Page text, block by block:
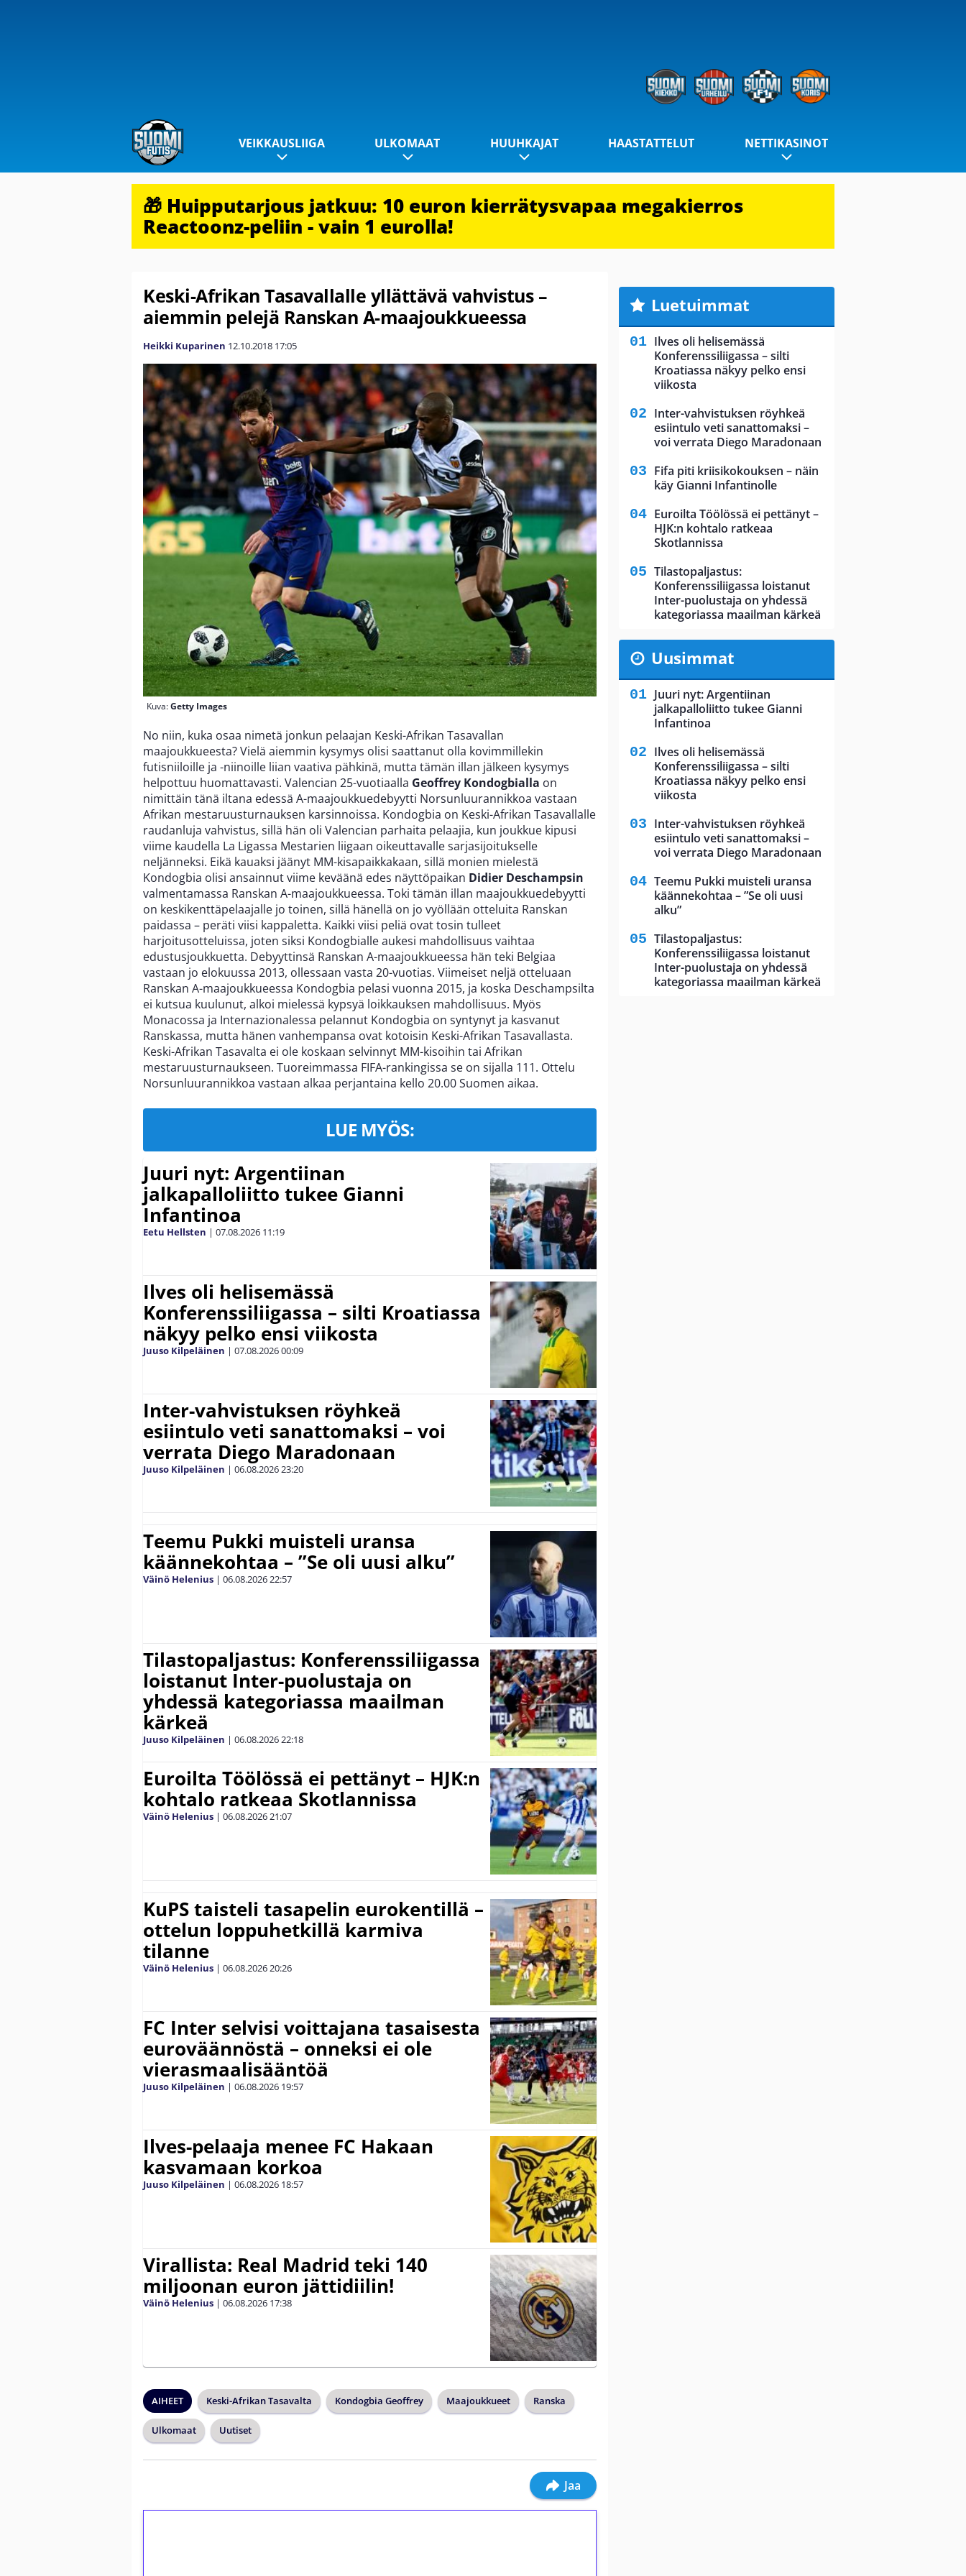
VEIKKAUSLIIGA ULKOMAAT HUUHKAJAT HAASTATTELUT NETTIKASINOT
🎁 Huipputarjous jatkuu: 10 euron kierrätysvapaa megakierros
Reactoonz-peliin - vain 1 eurolla!
Keski-Afrikan Tasavallalle yllättävä vahvistus –
aiemmin pelejä Ranskan A-maajoukkueessa
Heikki Kuparinen 12.10.2018 17:05
Kuva:Getty Images
No niin, kuka osaa nimetä jonkun pelaajan Keski-Afrikan Tasavallan
maajoukkueesta? Vielä aiemmin kysymys olisi saattanut olla kovimmillekin
futisniiloille ja -niinoille liian vaativa pähkinä, mutta tämän illan jälkeen kysymys
helpottuu huomattavasti. Valencian 25-vuotiaalla Geoffrey Kondogbialla on
nimittäin tänä iltana edessä A-maajoukkuedebyytti Norsunluurannikkoa vastaan
Afrikan mestaruusturnauksen karsinnoissa. Kondogbia on Keski-Afrikan Tasavallalle
raudanluja vahvistus, sillä hän oli Valencian parhaita pelaajia, kun joukkue kipusi
viime kaudella La Ligassa Mestarien liigaan oikeuttavalle sarjasijoitukselle
neljänneksi. Eikä kauaksi jäänyt MM-kisapaikkakaan, sillä monien mielestä
Kondogbia olisi ansainnut viime keväänä edes näyttöpaikan Didier Deschampsin
valmentamassa Ranskan A-maajoukkueessa. Toki tämän illan maajoukkuedebyytti
on keskikenttäpelaajalle jo toinen, sillä hänellä on jo vyöllään otteluita Ranskan
paidassa – peräti viisi kappaletta. Kaikki viisi peliä ovat tosin tulleet
harjoitusotteluissa, joten siksi Kondogbialle aukesi mahdollisuus vaihtaa
edustusjoukkuetta. Debyyttinsä Ranskan A-maajoukkueessa hän teki Belgiaa
vastaan jo elokuussa 2013, ollessaan vasta 20-vuotias. Viimeiset neljä otteluaan
Ranskan A-maajoukkueessa Kondogbia pelasi vuonna 2015, ja koska Deschampsilta
ei kutsua kuulunut, alkoi mielessä kypsyä loikkauksen mahdollisuus. Myös
Monacossa ja Internazionalessa pelannut Kondogbia on syntynyt ja kasvanut
Ranskassa, mutta hänen vanhempansa ovat kotoisin Keski-Afrikan Tasavallasta.
Keski-Afrikan Tasavalta ei ole koskaan selvinnyt MM-kisoihin tai Afrikan
mestaruusturnaukseen. Tuoreimmassa FIFA-rankingissa se on sijalla 111. Ottelu
Norsunluurannikkoa vastaan alkaa perjantaina kello 20.00 Suomen aikaa.
LUE MYÖS:
Juuri nyt: Argentiinan
jalkapalloliitto tukee Gianni
Infantinoa
Eetu Hellsten | 07.08.2026 11:19
Ilves oli helisemässä
Konferenssiliigassa – silti Kroatiassa
näkyy pelko ensi viikosta
Juuso Kilpeläinen | 07.08.202600:09
Inter-vahvistuksen röyhkeä
esiintulo veti sanattomaksi – voi
verrata Diego Maradonaan
Juuso Kilpeläinen | 06.08.202623:20
Teemu Pukki muisteli uransa
käännekohtaa – ”Se oli uusi alku”
Väinö Helenius | 06.08.202622:57
Tilastopaljastus: Konferenssiliigassa
loistanut Inter-puolustaja on
yhdessä kategoriassa maailman
kärkeä
Juuso Kilpeläinen | 06.08.202622:18
Euroilta Töölössä ei pettänyt – HJK:n
kohtalo ratkeaa Skotlannissa
Väinö Helenius | 06.08.202621:07
KuPS taisteli tasapelin eurokentillä –
ottelun loppuhetkillä karmiva
tilanne
Väinö Helenius | 06.08.202620:26
FC Inter selvisi voittajana tasaisesta
euroväännöstä – onneksi ei ole
vierasmaalisääntöä
Juuso Kilpeläinen | 06.08.2026 19:57
Ilves-pelaaja menee FC Hakaan
kasvamaan korkoa
Juuso Kilpeläinen | 06.08.2026 18:57
Virallista: Real Madrid teki 140
miljoonan euron jättidiilin!
Väinö Helenius | 06.08.2026 17:38
AIHEET Keski-Afrikan Tasavalta Kondogbia Geoffrey Maajoukkueet Ranska
Ulkomaat Uutiset
Jaa
Luetuimmat
Ilves oli helisemässä
Konferenssiliigassa – silti
Kroatiassa näkyy pelko ensi
viikosta
Inter-vahvistuksen röyhkeä
esiintulo veti sanattomaksi –
voi verrata Diego Maradonaan
Fifa piti kriisikokouksen – näin
käy Gianni Infantinolle
Euroilta Töölössä ei pettänyt –
HJK:n kohtalo ratkeaa
Skotlannissa
Tilastopaljastus:
Konferenssiliigassa loistanut
Inter-puolustaja on yhdessä
kategoriassa maailman kärkeä
Uusimmat
Juuri nyt: Argentiinan
jalkapalloliitto tukee Gianni
Infantinoa
Ilves oli helisemässä
Konferenssiliigassa – silti
Kroatiassa näkyy pelko ensi
viikosta
Inter-vahvistuksen röyhkeä
esiintulo veti sanattomaksi –
voi verrata Diego Maradonaan
Teemu Pukki muisteli uransa
käännekohtaa – ”Se oli uusi
alku”
Tilastopaljastus:
Konferenssiliigassa loistanut
Inter-puolustaja on yhdessä
kategoriassa maailman kärkeä